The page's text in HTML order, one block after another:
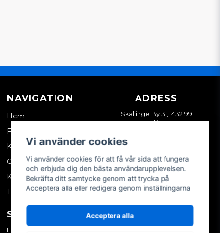
NAVIGATION
Hem
Företagskund
Kontakta oss
Om oss
Köpvillkor
Tips & trix
ADRESS
Skällinge By 31, 432 99
Skällinge
SOCIALA MEDIER
Facebook
MITT KONTO
Vi använder cookies
Vi använder cookies för att få vår sida att fungera
och erbjuda dig den bästa användarupplevelsen.
Bekräfta ditt samtycke genom att trycka på
Acceptera alla eller redigera genom inställningarna
Acceptera alla